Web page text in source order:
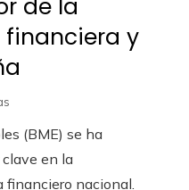
de la
y
(BME) se ha
en la
financiero nacional.